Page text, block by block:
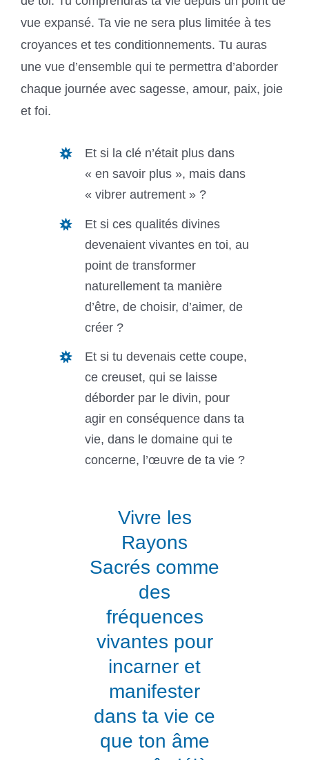
vue expansé. Ta vie ne sera plus limitée à tes
croyances et tes conditionnements. Tu auras
une vue d’ensemble qui te permettra d’aborder
chaque journée avec sagesse, amour, paix, joie
et foi.
Et si la clé n’était plus dans
« en savoir plus », mais dans
« vibrer autrement » ?
Et si ces qualités divines
devenaient vivantes en toi, au
point de transformer
naturellement ta manière
d’être, de choisir, d’aimer, de
créer ?
Et si tu devenais cette coupe,
ce creuset, qui se laisse
déborder par le divin, pour
agir en conséquence dans ta
vie, dans le domaine qui te
concerne, l’œuvre de ta vie ?
Vivre les
Rayons
Sacrés comme
des
fréquences
vivantes pour
incarner et
manifester
dans ta vie ce
que ton âme